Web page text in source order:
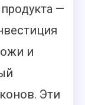
—
и
Эти